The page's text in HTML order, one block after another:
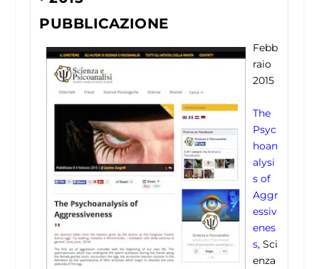
PUBBLICAZIONE
Febb
raio
2015
The
Psyc
hoan
alysi
s of
Aggr
essiv
enes
s, Sci
enza